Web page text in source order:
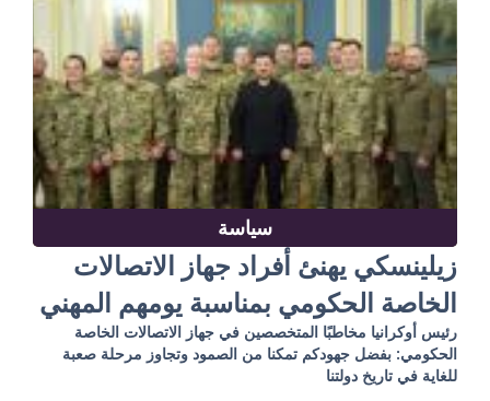
سياسة
زيلينسكي يهنئ أفراد جهاز الاتصالات
الخاصة الحكومي بمناسبة يومهم المهني
رئيس أوكرانيا مخاطبًا المتخصصين في جهاز الاتصالات الخاصة
الحكومي: بفضل جهودكم تمكنا من الصمود وتجاوز مرحلة صعبة
للغاية في تاريخ دولتنا